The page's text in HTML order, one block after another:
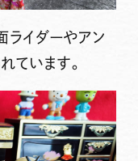
ライダーやアン
ています。